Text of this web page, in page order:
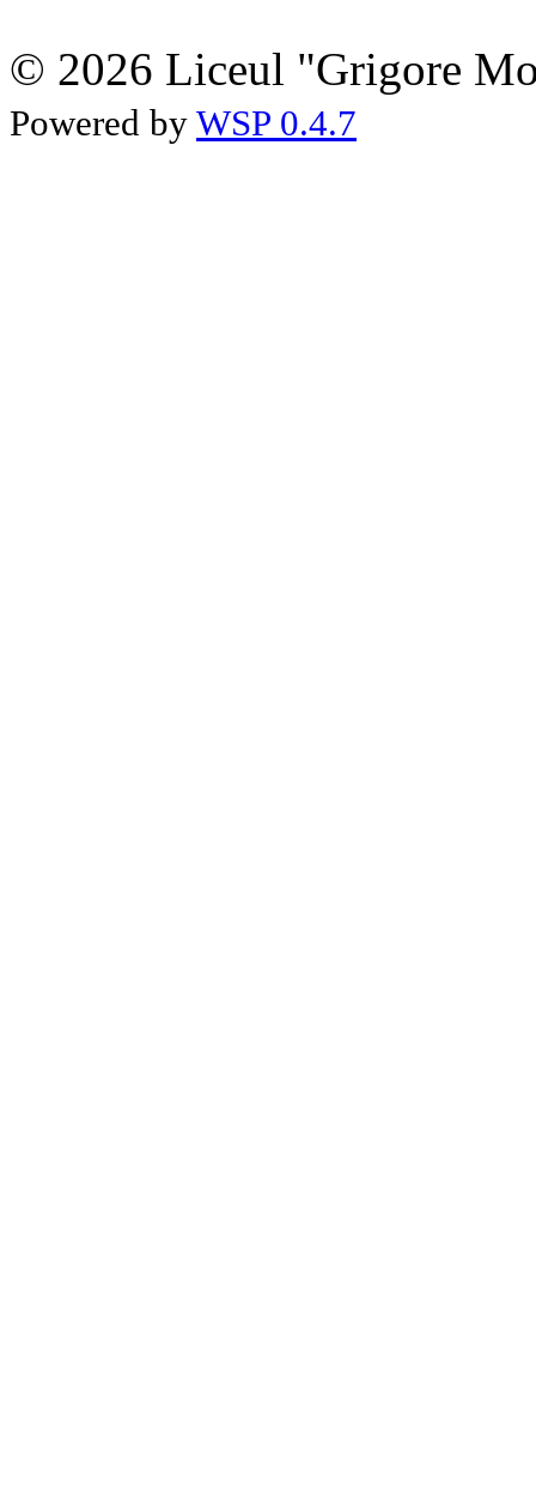
© 2026 Liceul "Grigore
Powered by WSP 0.4.7